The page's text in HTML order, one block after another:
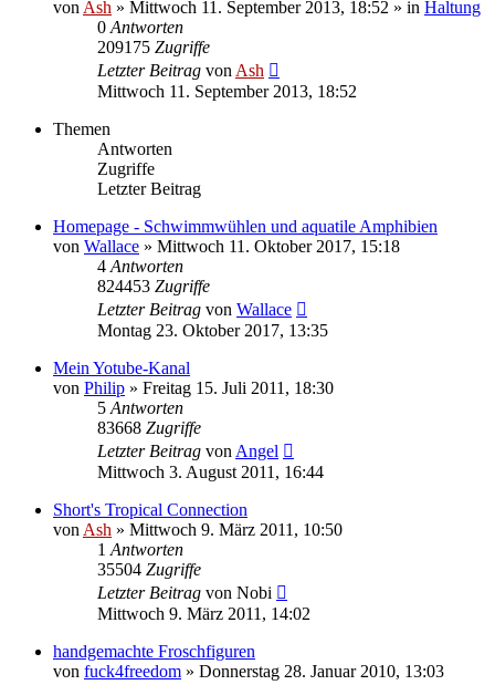
von Ash » Mittwoch 11. September 2013, 18:52 » in Haltung
0 Antworten
209175 Zugriffe
Letzter Beitrag von Ash
Mittwoch 11. September 2013, 18:52
Themen
Antworten
Zugriffe
Letzter Beitrag
Homepage - Schwimmwühlen und aquatile Amphibien
von Wallace » Mittwoch 11. Oktober 2017, 15:18
4 Antworten
824453 Zugriffe
Letzter Beitrag von Wallace
Montag 23. Oktober 2017, 13:35
Mein Yotube-Kanal
von Philip » Freitag 15. Juli 2011, 18:30
5 Antworten
83668 Zugriffe
Letzter Beitrag von Angel
Mittwoch 3. August 2011, 16:44
Short's Tropical Connection
von Ash » Mittwoch 9. März 2011, 10:50
1 Antworten
35504 Zugriffe
Letzter Beitrag von Nobi
Mittwoch 9. März 2011, 14:02
handgemachte Froschfiguren
von fuck4freedom » Donnerstag 28. Januar 2010, 13:03